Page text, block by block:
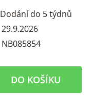
Dodání do 5 týdnů
29.9.2026
NB085854
DO KOŠÍKU